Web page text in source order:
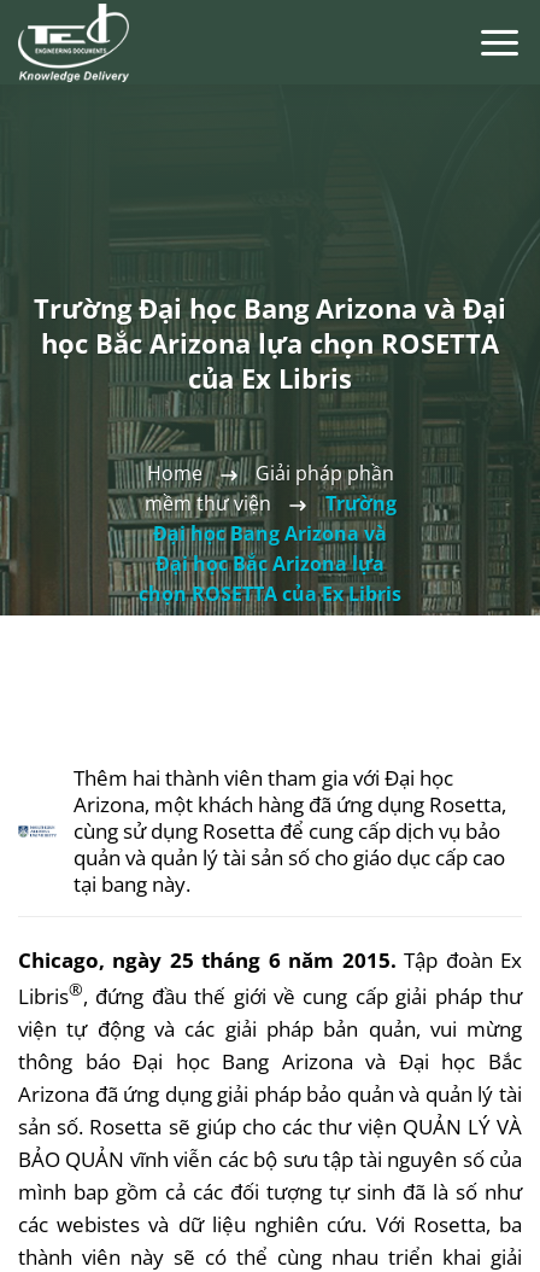
đến
nội
Trường Đại học Bang Arizona và Đại
học Bắc Arizona lựa chọn ROSETTA
của Ex Libris
Home
Giải pháp phần
mềm thư viện
Trường
Đại học Bang Arizona và
Đại học Bắc Arizona lựa
chọn ROSETTA của Ex Libris
Thêm hai thành viên tham gia với Đại học
Arizona, một khách hàng đã ứng dụng Rosetta,
cùngsử dụng Rosetta để cung cấp dịch vụ bảo
quản và quản lýtài sản số cho giáo dục cấp cao
tại bang này.
Chicago, ngày 25tháng 6 năm 2015. Tập đoàn Ex
Libris®, đứng đầu thế giới về cung cấp giải pháp thư
viện tự động và các giải pháp bản quản, vui mừng
thông báo Đại họcBang Arizonavà Đại học Bắc
Arizona đã ứng dụng giải pháp bảo quản và quản lý tài
sản số. Rosetta sẽ giúp cho các thư viện QUẢN LÝ VÀ
BẢO QUẢN vĩnh viễn các bộ sưu tập tài nguyên số của
mình bap gồm cả các đối tượng tự sinh đã là số như
các webistes và dữ liệu nghiên cứu. Với Rosetta, ba
thành viên này sẽ có thể cùng nhau triển khai giải